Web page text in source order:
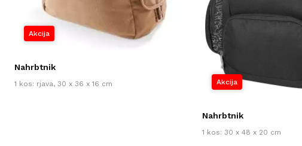
Akcija
Nahrbtnik
1 kos: rjava, 30 x 36 x 16 cm Akcija
Nahrbtnik
1 kos: 30 x 48 x 20 cm